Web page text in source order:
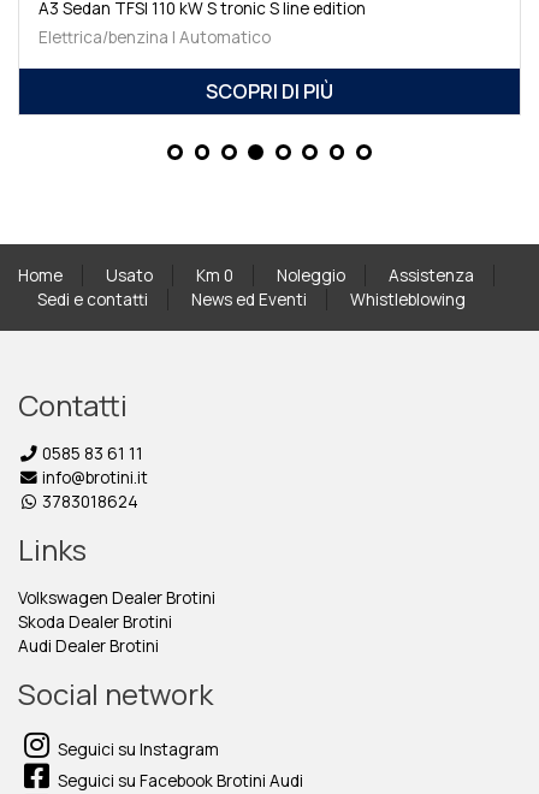
A3 Sedan TFSI 110 kW S tronic S line edition
Elettrica/benzina | Automatico
SCOPRI DI PIÙ
Home Usato Km 0 Noleggio
Assistenza
Sedi e contatti
News ed Eventi Whistleblowing
Contatti
0585 83 61 11
info@brotini.it
3783018624
Links
Volkswagen Dealer Brotini
Skoda Dealer Brotini
Audi Dealer Brotini
Social network
Seguici su Instagram
Seguici su Facebook Brotini Audi